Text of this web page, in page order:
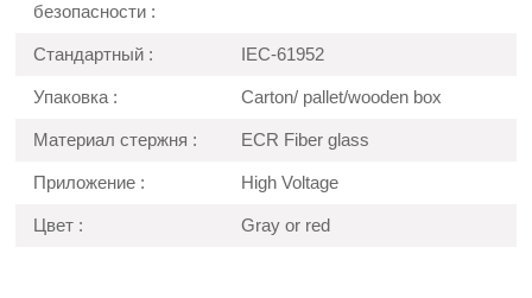
безопасности :
Стандартный : IEC-61952
Упаковка : Carton/ pallet/wooden box
Материал стержня : ECR Fiber glass
Приложение : High Voltage
Цвет : Gray or red